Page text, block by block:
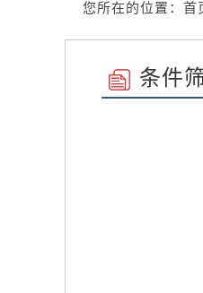
您所在的位置： 首
条件